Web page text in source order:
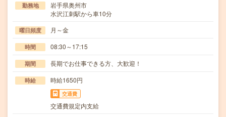
勤務地
岩手県奥州市
水沢江刺駅から車10分
曜日頻度 月～金
時間 08:30～17:15
期間 長期でお仕事できる方、大歓迎！
時給 時給1650円
交通費
交通費規定内支給